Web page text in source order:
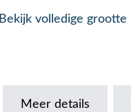
Bekijk volledige grootte
Meer details